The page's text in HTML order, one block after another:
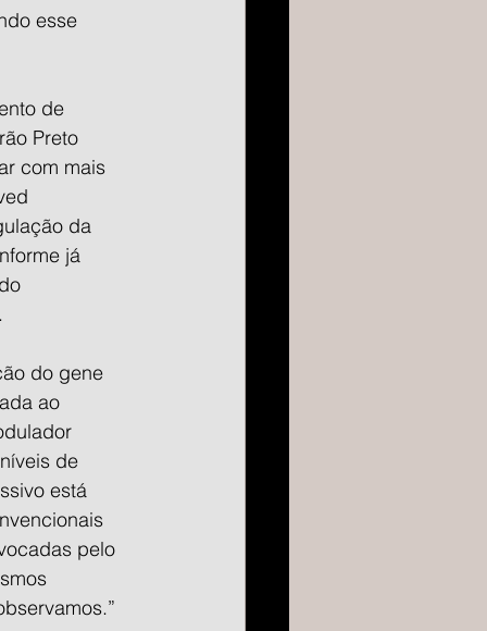
esse
de
Preto
com mais
da
já
do gene
ao
de
está
pelo